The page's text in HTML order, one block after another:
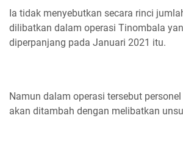
Ia tidak menyebutkan secara rinci
dilibatkan dalam operasi Tinombala
diperpanjang pada Januari 2021 itu.
Namun dalam operasi tersebut
akan ditambah dengan melibatkan